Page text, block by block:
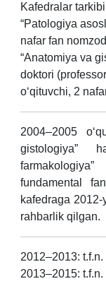
Kafedralar
“Patologiya
nafar fan
“Anatomiya va
doktori
o‘qituvchi, 2
2004–2005
gistologiya”
fundamental
kafedraga
rahbarlik qilgan.
2012–2013:
2013–2015: t.f.n.